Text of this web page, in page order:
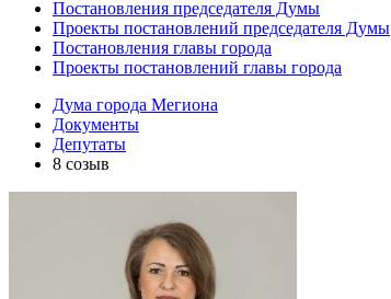
Постановления председателя Думы
Проекты постановлений председателя Думы
Постановления главы города
Проекты постановлений главы города
Дума города Мегиона
Документы
Депутаты
8 созыв